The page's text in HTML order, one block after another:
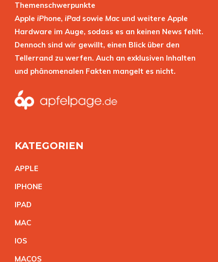
Themenschwerpunkte
Apple iPhone, iPad sowie Mac und weitere Apple
Hardware im Auge, sodass es an keinen News fehlt.
Dennoch sind wir gewillt, einen Blick über den
Tellerrand zu werfen. Auch an exklusiven Inhalten
und phänomenalen Fakten mangelt es nicht.
KATEGORIEN
APPLE
IPHONE
IPAD
MAC
IOS
MACOS